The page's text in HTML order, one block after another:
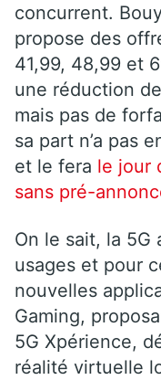
concurrent.
propose des
41,99, 48,99 et
une réduction
mais pas de
sa part n’a pas
et le fera le jour
sans pré-
On le sait, la 5G
usages et pour
nouvelles
Gaming,
5G Xpérience,
réalité virtuelle